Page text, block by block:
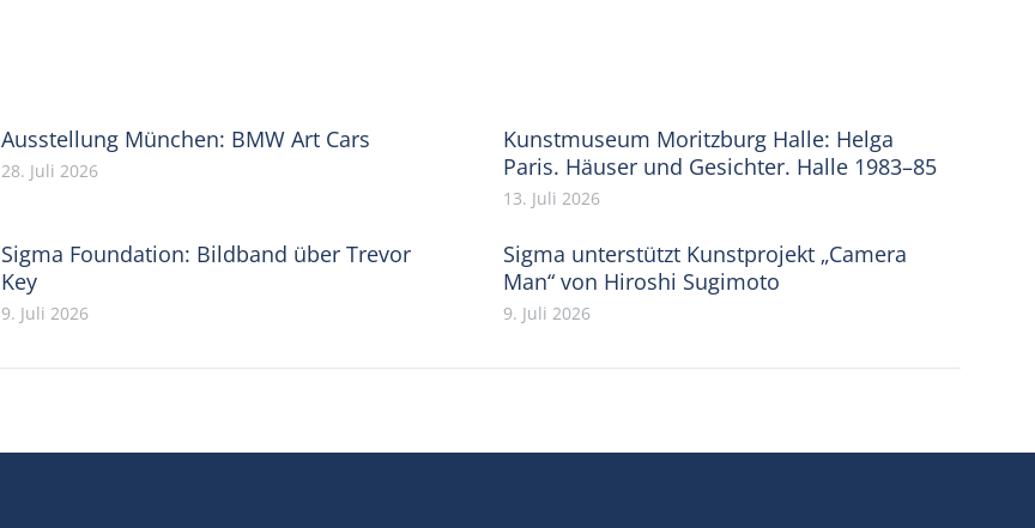
Ausstellung München: BMW Art Cars
28. Juli 2026
Kunstmuseum Moritzburg Halle: Helga
Paris. Häuser und Gesichter. Halle 1983–85
13. Juli 2026
Sigma Foundation: Bildband über Trevor
Key
9. Juli 2026
Sigma unterstützt Kunstprojekt „Camera
Man“ von Hiroshi Sugimoto
9. Juli 2026